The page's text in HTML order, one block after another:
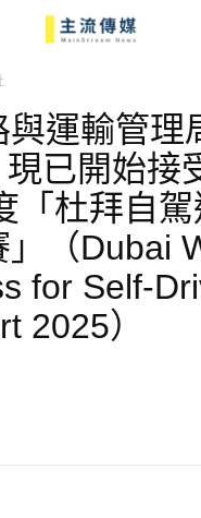
與運輸管理
現已開始接
「杜拜自
」（Dubai
for Self-
2025）